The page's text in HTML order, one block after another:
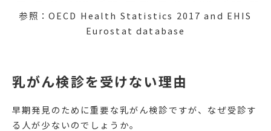
参照：OECD Health Statistics 2017 and EHIS
Eurostat database
乳がん検診を受けない理由
早期発見のために重要な乳がん検診ですが、なぜ受診す
る人が少ないのでしょうか。